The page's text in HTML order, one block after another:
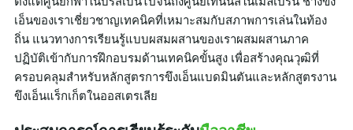
เอ็นของเราเชี่ยวชาญเทคนิคที่เหมาะสมกับสภาพการเล่นในท้อง
ถิ่น แนวทางการเรียนรู้แบบผสมผสานของเราผสมผสานภาค
ปฏิบัติเข้ากับการฝึกอบรมด้านเทคนิคขั้นสูง เพื่อสร้างคุณวุฒิที่
ครอบคลุมสำหรับหลักสูตรการขึงเอ็นแบดมินตันและหลักสูตรงาน
ขึงเอ็นแร็กเก็ตในออสเตรเลีย